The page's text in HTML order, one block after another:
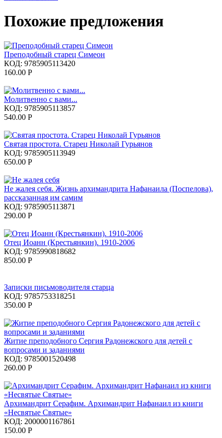
Похожие предложения
Преподобный старец Симеон
КОД: 9785905113420
160.00 Р
Молитвенно с вами...
КОД: 9785905113857
540.00 Р
Святая простота. Старец Николай Гурьянов
КОД: 9785905113949
650.00 Р
Не жалея себя. Жизнь архимандрита Нафанаила (Поспелова),
рассказанная им самим
КОД: 9785905113871
290.00 Р
Отец Иоанн (Крестьянкин). 1910-2006
КОД: 9785990818682
850.00 Р
Записки письмоводителя старца
КОД: 9785753318251
350.00 Р
Житие преподобного Сергия Радонежского для детей с
вопросами и заданиями
КОД: 9785001520498
260.00 Р
Архимандрит Серафим. Архимандрит Нафанаил из книги
«Несвятые Святые»
КОД: 2000001167861
150.00 Р